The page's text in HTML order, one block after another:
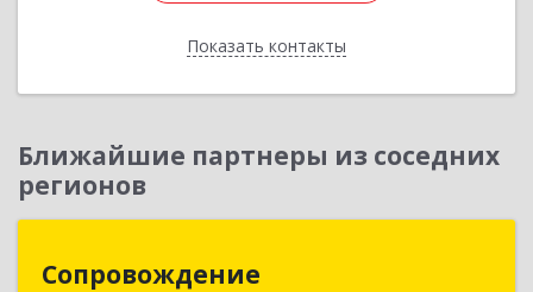
Показать контакты
Назад
Ближайшие партнеры из соседних
регионов
Сопровождение